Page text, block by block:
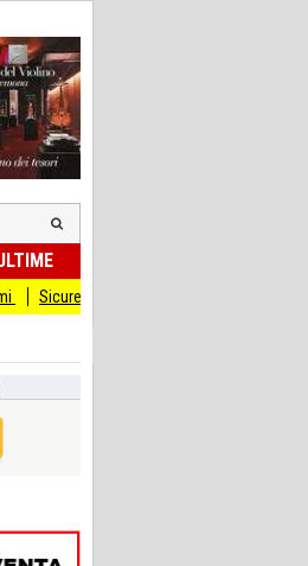
I Giovani Democratici ribattono ai